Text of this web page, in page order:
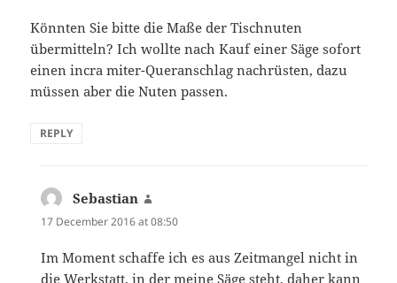
Könnten Sie bitte die Maße der Tischnuten
übermitteln? Ich wollte nach Kauf einer Säge sofort
einen incra miter-Queranschlag nachrüsten, dazu
müssen aber die Nuten passen.
REPLY
Sebastian
17 December 2016 at 08:50
Im Moment schaffe ich es aus Zeitmangel nicht in
die Werkstatt, in der meine Säge steht, daher kann